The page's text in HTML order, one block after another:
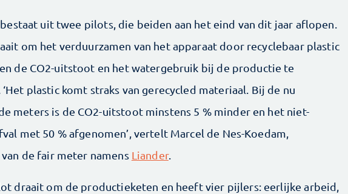
uit twee pilots, die beiden aan het eind van dit jaar aflopen.
om het verduurzamen van het apparaat door recyclebaar plastic
de CO2-uitstoot en het watergebruik bij de productie te
plastic komt straks van gerecycled materiaal. Bij de nu
meters is de CO2-uitstoot minstens 5 % minder en het niet-
met 50 % afgenomen’, vertelt Marcel de Nes-Koedam,
de fair meter namens Liander.
draait om de productieketen en heeft vier pijlers: eerlijke arbeid,